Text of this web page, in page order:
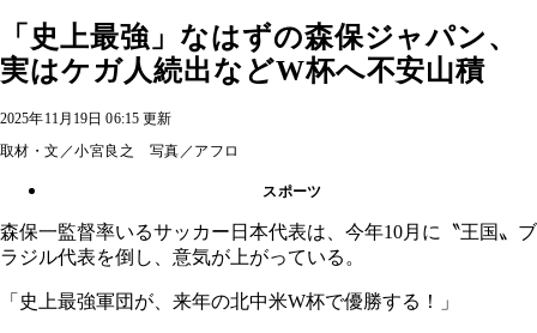
「史上最強」なはずの森保ジャパン、
実はケガ人続出などW杯へ不安山積
2025年11月19日 06:15 更新
取材・文／小宮良之 写真／アフロ
スポーツ
森保一監督率いるサッカー日本代表は、今年10月に〝王国〟ブ
ラジル代表を倒し、意気が上がっている。
「史上最強軍団が、来年の北中米W杯で優勝する！」